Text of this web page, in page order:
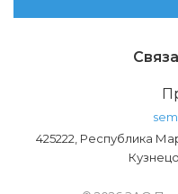
425222, Республика